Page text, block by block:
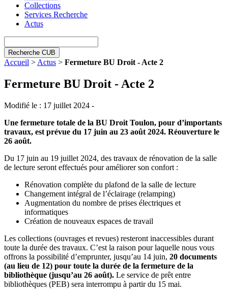
Collections
Services Recherche
Actus
Recherche CUB
Accueil > Actus > Fermeture BU Droit - Acte 2
Fermeture BU Droit - Acte 2
Modifié le : 17 juillet 2024 -
Une fermeture totale de la BU Droit Toulon, pour d’importants
travaux, est prévue du 17 juin au 23 août 2024. Réouverture le
26 août.
Du 17 juin au 19 juillet 2024, des travaux de rénovation de la salle
de lecture seront effectués pour améliorer son confort :
Rénovation complète du plafond de la salle de lecture
Changement intégral de l’éclairage (relamping)
Augmentation du nombre de prises électriques et
informatiques
Création de nouveaux espaces de travail
Les collections (ouvrages et revues) resteront inaccessibles durant
toute la durée des travaux. C’est la raison pour laquelle nous vous
offrons la possibilité d’emprunter, jusqu’au 14 juin, 20 documents
(au lieu de 12) pour toute la durée de la fermeture de la
bibliothèque (jusqu’au 26 août). Le service de prêt entre
bibliothèques (PEB) sera interrompu à partir du 15 mai.